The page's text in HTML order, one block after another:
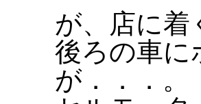
が、店に着
後ろの車に
が．．．。